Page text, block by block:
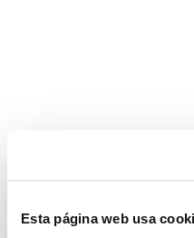
Esta página web usa